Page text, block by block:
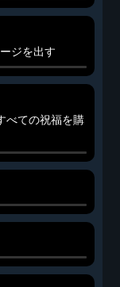
ジを出す
べての祝福を購